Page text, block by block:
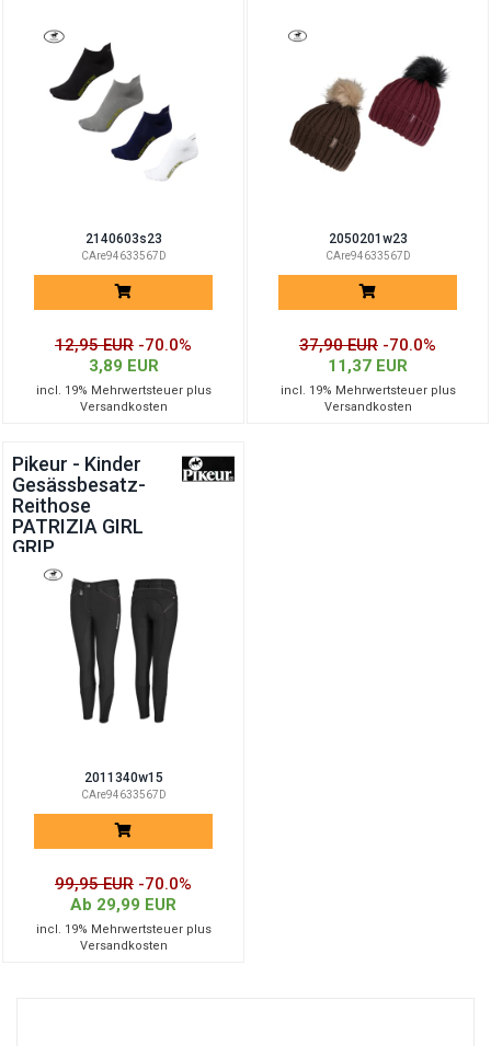
2140603s23
CAre94633567D
12,95 EUR -70.0%
3,89 EUR
incl. 19% Mehrwertsteuer plus
Versandkosten
2050201w23
CAre94633567D
37,90 EUR -70.0%
11,37 EUR
incl. 19% Mehrwertsteuer plus
Versandkosten
Pikeur - Kinder
Gesässbesatz-
Reithose
PATRIZIA GIRL
GRIP
2011340w15
CAre94633567D
99,95 EUR -70.0%
Ab 29,99 EUR
incl. 19% Mehrwertsteuer plus
Versandkosten